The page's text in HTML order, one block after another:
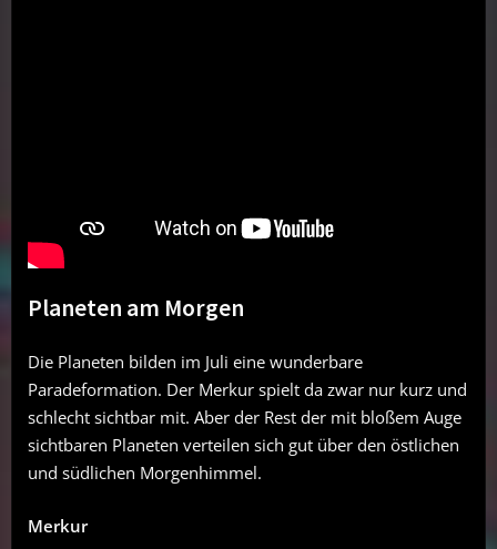
Planeten am Morgen
Die Planeten bilden im Juli eine wunderbare
Paradeformation. Der Merkur spielt da zwar nur kurz und
schlecht sichtbar mit. Aber der Rest der mit bloßem Auge
sichtbaren Planeten verteilen sich gut über den östlichen
und südlichen Morgenhimmel.
Merkur